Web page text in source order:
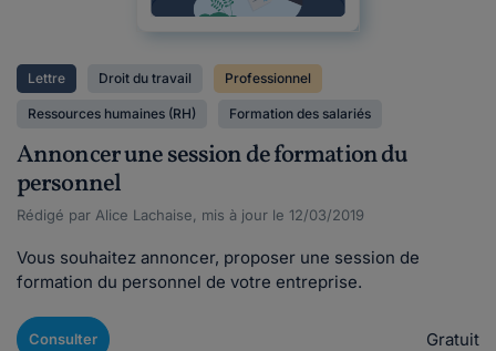
Lettre Droit du travail Professionnel
Ressources humaines (RH) Formation des salariés
Annoncer une session de formation du
personnel
Rédigé par Alice Lachaise, mis à jour le 12/03/2019
Vous souhaitez annoncer, proposer une session de
formation du personnel de votre entreprise.
Consulter Gratuit